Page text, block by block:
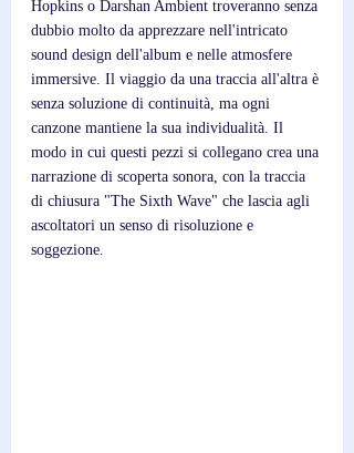
Hopkins o Darshan Ambient troveranno senza
dubbio molto da apprezzare nell'intricato
sound design dell'album e nelle atmosfere
immersive. Il viaggio da una traccia all'altra è
senza soluzione di continuità, ma ogni
canzone mantiene la sua individualità. Il
modo in cui questi pezzi si collegano crea una
narrazione di scoperta sonora, con la traccia
di chiusura "The Sixth Wave" che lascia agli
ascoltatori un senso di risoluzione e
soggezione.